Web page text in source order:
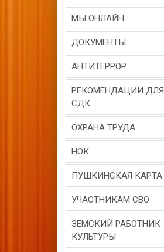
МЫ ОНЛАЙН
ДОКУМЕНТЫ
АНТИТЕРРОР
РЕКОМЕНДАЦИИ ДЛЯ
СДК
ОХРАНА ТРУДА
НОК
ПУШКИНСКАЯ КАРТА
УЧАСТНИКАМ СВО
ЗЕМСКИЙ РАБОТНИК
КУЛЬТУРЫ